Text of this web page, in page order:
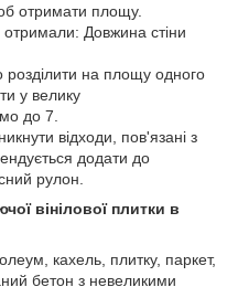
отримати площу.
Довжина стіни
на площу одного
у велику
до 7.
відходи, пов'язані з
додати до
рулон.
вінілової плитки в
кахель, плитку, паркет,
бетон з невеликими